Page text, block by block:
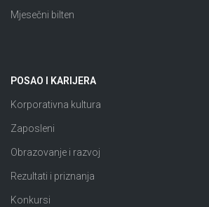
Mjesečni bilten
POSAO I KARIJERA
Korporativna kultura
Zaposleni
Obrazovanje i razvoj
Rezultati i priznanja
Konkursi